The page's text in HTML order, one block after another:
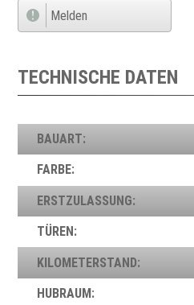
Melden
TECHNISCHE DATEN
BAUART:
FARBE:
ERSTZULASSUNG:
TÜREN:
KILOMETERSTAND:
HUBRAUM: